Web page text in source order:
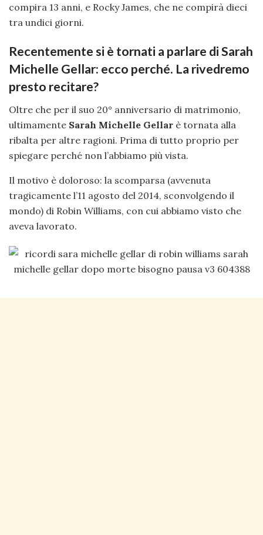
compira 13 anni, e Rocky James, che ne compirà dieci
tra undici giorni.
Recentemente si è tornati a parlare di Sarah
Michelle Gellar: ecco perché. La rivedremo
presto recitare?
Oltre che per il suo 20° anniversario di matrimonio,
ultimamente Sarah Michelle Gellar è tornata alla
ribalta per altre ragioni. Prima di tutto proprio per
spiegare perché non l’abbiamo più vista.
Il motivo è doloroso: la scomparsa (avvenuta
tragicamente l’11 agosto del 2014, sconvolgendo il
mondo) di Robin Williams, con cui abbiamo visto che
aveva lavorato.